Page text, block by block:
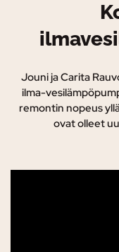
Jouni ja Carita
ilma-
remontin nopeus
ovat olleet